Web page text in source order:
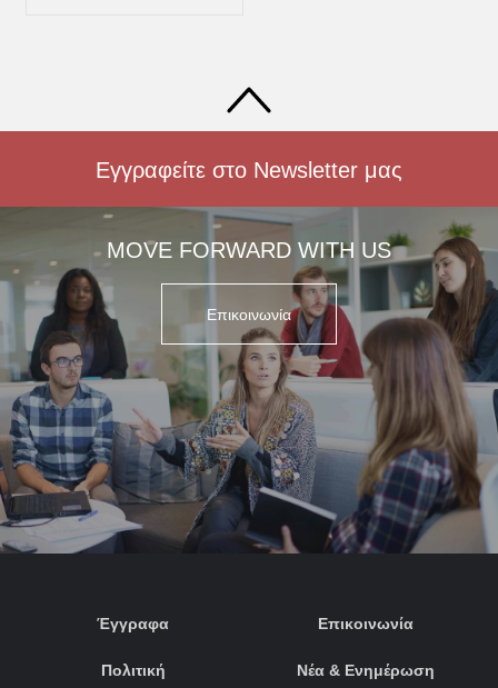
Εγγραφείτε στο Newsletter μας
MOVE FORWARD WITH US
Επικοινωνία
Έγγραφα
Πολιτική
Επικοινωνία
Νέα & Ενημέρωση